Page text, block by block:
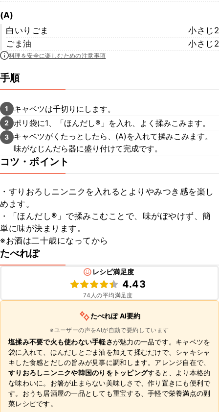
(A)
白いりごま
小さじ2
ごま油
小さじ2
料理を安全に楽しむための注意事項
手順
1 キャベツは千切りにします。
2 ポリ袋に1、「ほんだし®」を入れ、よく揉みこみます。
3
キャベツがくたっとしたら、(A)を入れて揉みこみます。
味がなじんだら器に盛り付けて完成です。
コツ・ポイント
・すりおろしニンニクを入れるとよりやみつき感を楽し
めます。
・「ほんだし®」で揉みこむことで、味がぼやけず、簡
単に味が決まります。
※お酒は二十歳になってから
たべれぽ
レシピ満足度
4.43
74 人の平均満足度
たべれぽ AI要約
※ユーザーの声をAIが自動で要約しています
塩揉み不要で火も使わない手軽さが魅力の一品です。キャベツを
袋に入れて、ほんだしとごま油を加えて揉むだけで、シャキシャ
キした食感とだしの旨みが見事に調和します。アレンジ自在で、
すりおろしニンニクや韓国のりをトッピングすると、より本格的
な味わいに。お箸が止まらない美味しさで、作り置きにも便利で
す。おうち居酒屋の一品としても重宝する、手軽で栄養満点の副
菜レシピです。